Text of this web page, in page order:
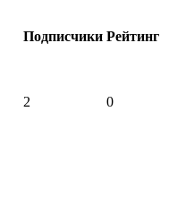
Подписчики Рейтинг
2 0